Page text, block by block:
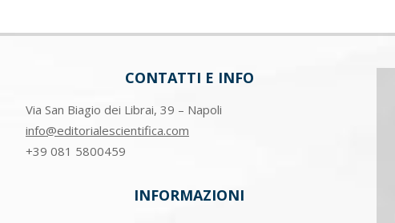
CONTATTI E INFO
Via San Biagio dei Librai, 39 – Napoli
info@editorialescientifica.com
+39 081 5800459
INFORMAZIONI